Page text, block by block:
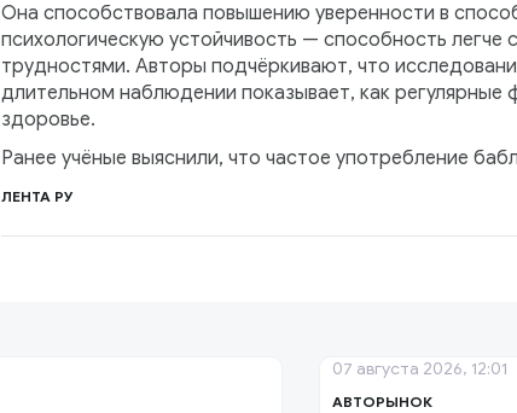
Она способствовала повышению уверенности в
психологическую устойчивость — способность
трудностями. Авторы подчёркивают, что
длительном наблюдении показывает, как регулярные
здоровье.
Ранее учёные выяснили, что частое употребление
ЛЕНТА РУ
АВТОРЫНОК
07 августа 2026, 12:01